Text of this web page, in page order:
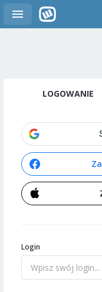
LOGOWANIE
Login